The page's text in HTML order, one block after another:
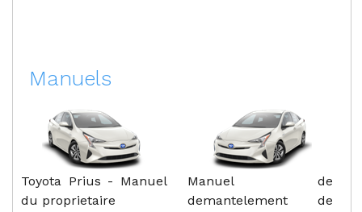
Manuels
Toyota Prius - Manuel
du proprietaire
Manuel de
demantelement de